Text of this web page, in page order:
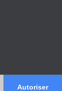
Autoriser